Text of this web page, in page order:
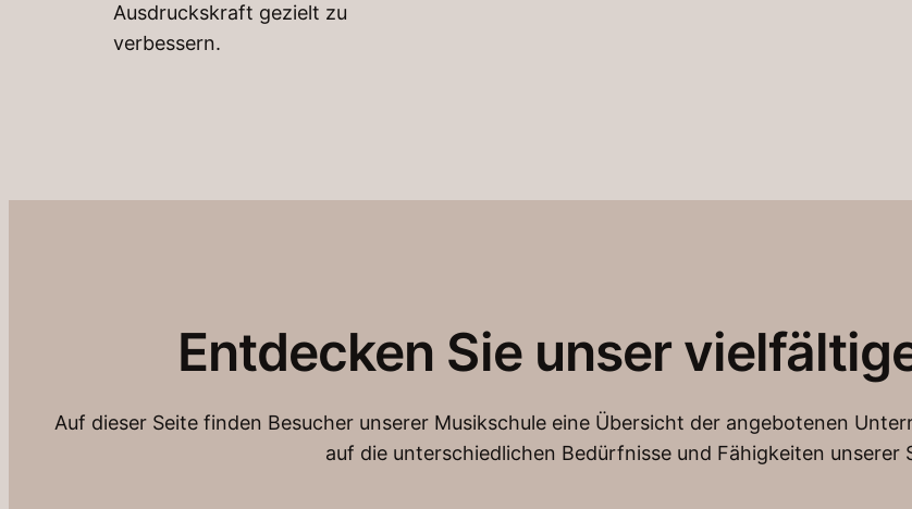
Ausdruckskraft gezielt zu
verbessern.
Entdecken Sie unser
Auf dieser Seite finden Besucher unserer Musikschule eine Übersicht der angebotenen
auf die unterschiedlichen Bedürfnisse und Fähigkeiten unserer